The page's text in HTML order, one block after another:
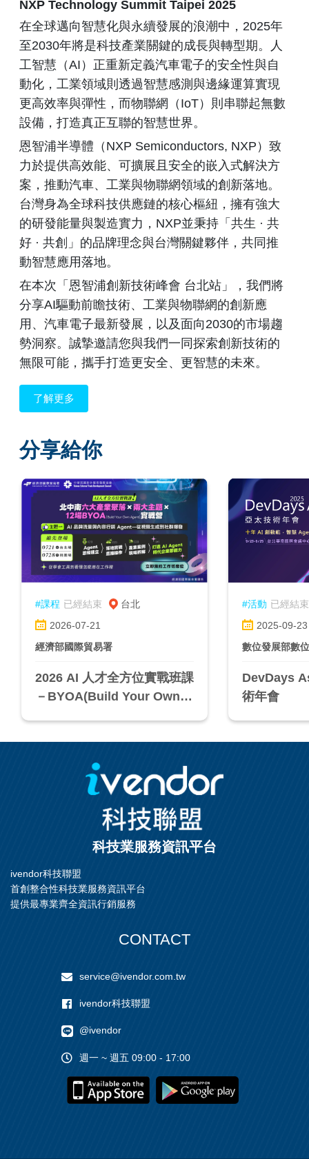
NXP Technology Summit Taipei 2025
在全球邁向智慧化與永續發展的浪潮中，2025年
至2030年將是科技產業關鍵的成長與轉型期。人
工智慧（AI）正重新定義汽車電子的安全性與自
動化，工業領域則透過智慧感測與邊緣運算實現
更高效率與彈性，而物聯網（IoT）則串聯起無數
設備，打造真正互聯的智慧世界。
恩智浦半導體（NXP Semiconductors, NXP）致
力於提供高效能、可擴展且安全的嵌入式解決方
案，推動汽車、工業與物聯網領域的創新落地。
台灣身為全球科技供應鏈的核心樞紐，擁有強大
的研發能量與製造實力，NXP並秉持「共生 · 共
好 · 共創」的品牌理念與台灣關鍵夥伴，共同推
動智慧應用落地。
在本次「恩智浦創新技術峰會 台北站」，我們將
分享AI驅動前瞻技術、工業與物聯網的創新應
用、汽車電子最新發展，以及面向2030的市場趨
勢洞察。誠摯邀請您與我們一同探索創新技術的
無限可能，攜手打造更安全、更智慧的未來。
了解更多
分享給你
#課程 已經結束
台北
2026-07-21
經濟部國際貿易署
2026 AI 人才全方位實戰班課
－BYOA(Build Your Own A
#活動 已經結束
2025-09-
數位發展部數
DevDays
術年會
科技業服務資訊平台
ivendor科技聯盟
首創整合性科技業服務資訊平台
提供最專業齊全資訊行銷服務
CONTACT
service@ivendor.com.tw
ivendor科技聯盟
@ivendor
週一 ~ 週五 09:00 - 17:00